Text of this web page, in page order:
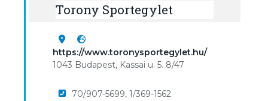
Torony Sportegylet
https://www.toronysportegylet.hu/
1043 Budapest, Kassai u. 5. 8/47
70/907-5699, 1/369-1562